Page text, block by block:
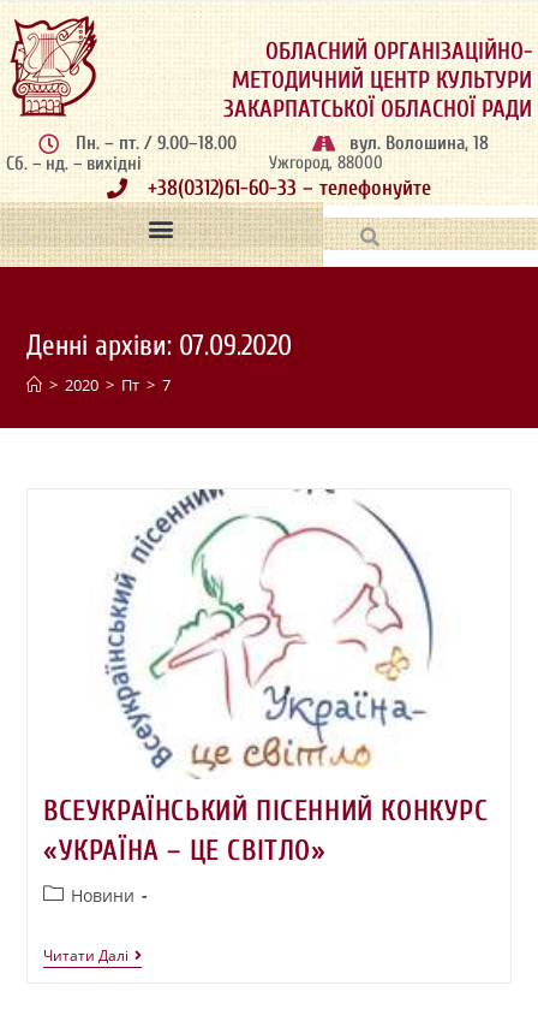
ОБЛАСНИЙ ОРГАНІЗАЦІЙНО-
МЕТОДИЧНИЙ ЦЕНТР КУЛЬТУРИ
ЗАКАРПАТСЬКОЇ ОБЛАСНОЇ РАДИ
Пн. – пт. / 9.00–18.00
Сб. – нд. – вихідні
вул. Волошина, 18
Ужгород, 88000
+38(0312)61-60-33 – телефонуйте
Денні архіви: 07.09.2020
> 2020 > Пт > 7
ВСЕУКРАЇНСЬКИЙ ПІСЕННИЙ КОНКУРС
«УКРАЇНА – ЦЕ СВІТЛО»
Новини
Читати Далі